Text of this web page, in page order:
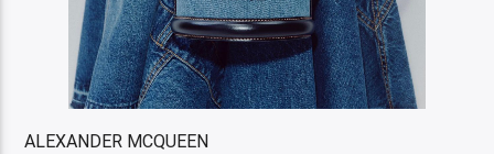
ALEXANDER MCQUEEN